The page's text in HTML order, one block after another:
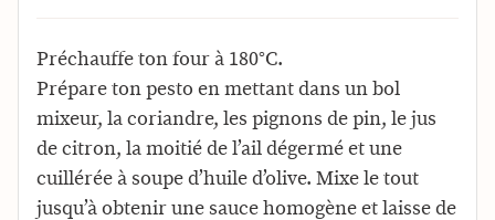
Préchauffe ton four à 180°C.
Prépare ton pesto en mettant dans un bol
mixeur, la coriandre, les pignons de pin, le jus
de citron, la moitié de l’ail dégermé et une
cuillérée à soupe d’huile d’olive. Mixe le tout
jusqu’à obtenir une sauce homogène et laisse de